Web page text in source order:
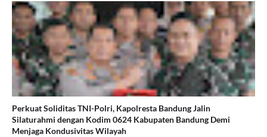
Perkuat Soliditas TNI-Polri, Kapolresta Bandung Jalin
Silaturahmi dengan Kodim 0624 Kabupaten Bandung Demi
Menjaga Kondusivitas Wilayah